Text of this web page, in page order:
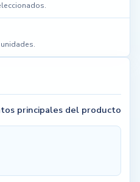
principales del producto